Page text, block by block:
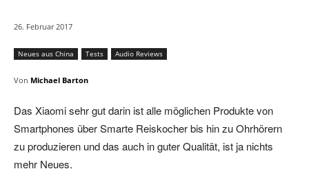
26. Februar 2017
Neues aus China Tests Audio Reviews
Von Michael Barton
Das Xiaomi sehr gut darin ist alle möglichen Produkte von
Smartphones über Smarte Reiskocher bis hin zu Ohrhörern
zu produzieren und das auch in guter Qualität, ist ja nichts
mehr Neues.